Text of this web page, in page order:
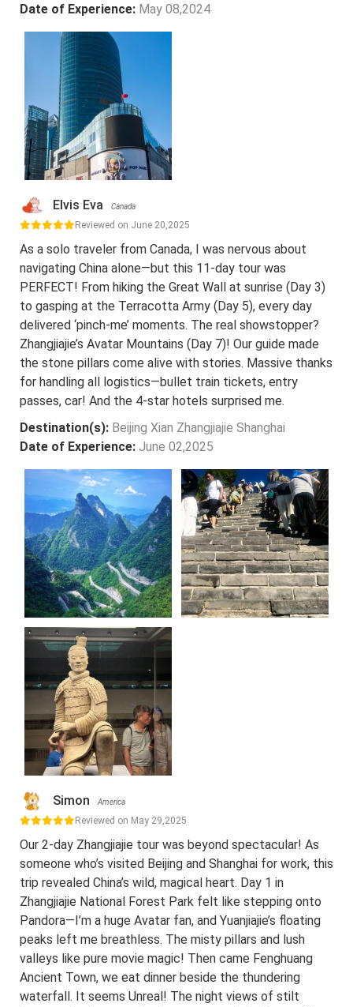
Date of Experience: May 08,2024
Elvis Eva Canada
Reviewed on June 20,2025
As a solo traveler from Canada, I was nervous about
navigating China alone—but this 11-day tour was
PERFECT! From hiking the Great Wall at sunrise (Day 3)
to gasping at the Terracotta Army (Day 5), every day
delivered ‘pinch-me’ moments. The real showstopper?
Zhangjiajie’s Avatar Mountains (Day 7)! Our guide made
the stone pillars come alive with stories. Massive thanks
for handling all logistics—bullet train tickets, entry
passes, car! And the 4-star hotels surprised me.
Destination(s): Beijing Xian Zhangjiajie Shanghai
Date of Experience: June 02,2025
Simon America
Reviewed on May 29,2025
Our 2-day Zhangjiajie tour was beyond spectacular! As
someone who’s visited Beijing and Shanghai for work, this
trip revealed China’s wild, magical heart. Day 1 in
Zhangjiajie National Forest Park felt like stepping onto
Pandora—I’m a huge Avatar fan, and Yuanjiajie’s floating
peaks left me breathless. The misty pillars and lush
valleys like pure movie magic! Then came Fenghuang
Ancient Town, we eat dinner beside the thundering
waterfall. It seems Unreal! The night views of stilt